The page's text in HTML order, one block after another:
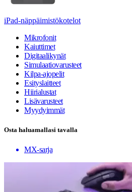
iPad-näppäimistökotelot
Mikrofonit
Kaiuttimet
Digitaalikynät
Simulaatiovarusteet
Kilpa-ajopelit
Esityslaitteet
Hiirialustat
Lisävarusteet
Myydyimmät
Osta haluamallasi tavalla
MX-sarja